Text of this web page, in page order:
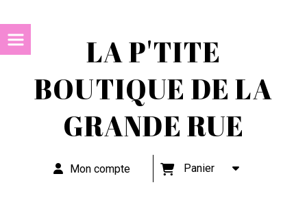
LA P'TITE
BOUTIQUE DE LA
GRANDE RUE
Mon compte Panier